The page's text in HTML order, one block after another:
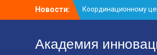
Новости:
Координационному
Заседание рабочей
Академия